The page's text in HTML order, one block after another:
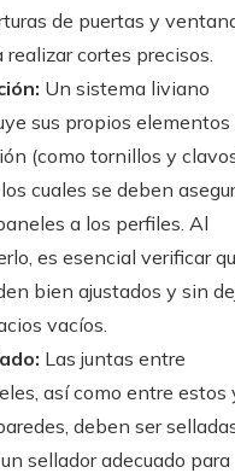
de puertas y
realizar cortes precisos.
Un sistema liviano
sus propios elementos
(como tornillos y
cuales se deben
a los perfiles. Al
es esencial verificar
bien ajustados y sin
vacíos.
Las juntas entre
así como entre estos
deben ser
sellador adecuado para